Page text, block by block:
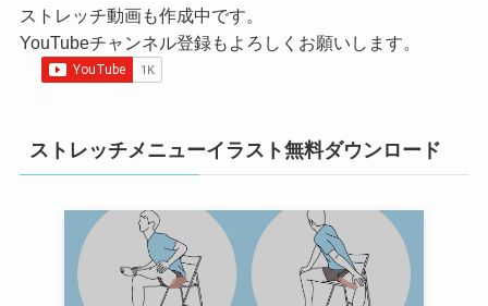
ストレッチ動画も作成中です。
YouTubeチャンネル登録もよろしくお願いします。
ストレッチメニューイラスト無料ダウンロード